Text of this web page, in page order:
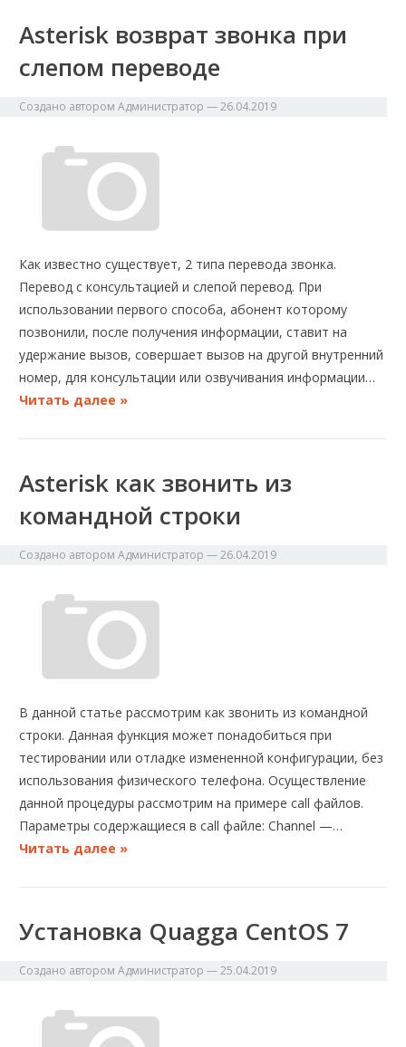
Asterisk возврат звонка при
слепом переводе
Создано авторомАдминистратор —26.04.2019
Как известно существует, 2 типа перевода звонка.
Перевод с консультацией и слепой перевод. При
использовании первого способа, абонент которому
позвонили, после получения информации, ставит на
удержание вызов, совершает вызов на другой внутренний
номер, для консультации или озвучивания информации…
Читать далее »
Asterisk как звонить из
командной строки
Создано авторомАдминистратор —26.04.2019
В данной статье рассмотрим как звонить из командной
строки. Данная функция может понадобиться при
тестировании или отладке измененной конфигурации, без
использования физического телефона. Осуществление
данной процедуры рассмотрим на примере call файлов.
Параметры содержащиеся в call файле: Channel —…
Читать далее »
Установка Quagga CentOS 7
Создано авторомАдминистратор —25.04.2019